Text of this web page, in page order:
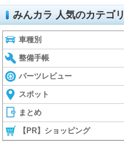
みんカラ 人気のカテゴリ
車種別
整備手帳
パーツレビュー
スポット
まとめ
【PR】ショッピング